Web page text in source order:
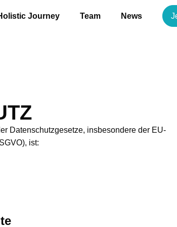
Journey Team News
Datenschutzgesetze, insbesondere der EU-
ist: